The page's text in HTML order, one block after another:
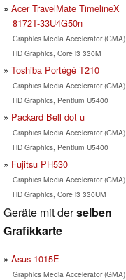
Acer TravelMate TimelineX
8172T-33U4G50n
Graphics Media Accelerator (GMA)
HD Graphics, Core i3 330M
Toshiba Portégé T210
Graphics Media Accelerator (GMA)
HD Graphics, Pentium U5400
Packard Bell dot u
Graphics Media Accelerator (GMA)
HD Graphics, Pentium U5400
Fujitsu PH530
Graphics Media Accelerator (GMA)
HD Graphics, Core i3 330UM
Geräte mit derselben
Grafikkarte
Asus 1015E
Graphics Media Accelerator (GMA)